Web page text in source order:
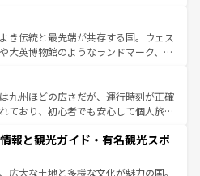
畑など、多彩な楽しみ方が可能だ。さ
域にも魅力が溢れており、どの街角に
が息づいている。パリ以外の個性あふ
どこを歩いても飽きることがない。ベ
、バイエルン州のアルプスの絶景、そ
ワイン畑といった風景は必見。ビール
体験してほしい。 なお、新着の
ンツ一覧を参照してほしい。
き伝統と最先端が共存する国。ウェス
大英博物館のようなランドマーク、歴
力がある。また、優雅なアフタヌーン
にはたまらない英国パブ、サッカー観
こそできる体験も豊富。イギリスを旅
ほしい。
九州ほどの広さだが、運行時刻が正確
ており、初心者でも安心して個人旅行
る町や、スイスならではのユニークな
プス観光だけでなく町歩きも満喫する
の所得が高いため物価も高いが、旅行
報と観光ガイド・有名観光スポ
広大な土地と多様な文化が魅力の国。